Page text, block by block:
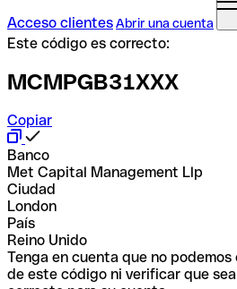
Acceso clientesAbrir una cuenta
Este código es correcto:
MCMPGB31XXX
Copiar
Banco
Met Capital Management Llp
Ciudad
London
País
Reino Unido
Tenga en cuenta que no
de este código ni verificar que